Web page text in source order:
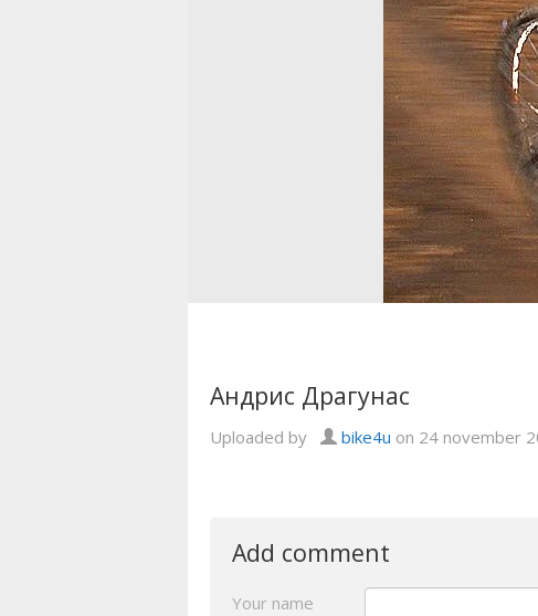
Андрис Драгунас
Uploaded by bike4u on 24 november
Add comment
Your name